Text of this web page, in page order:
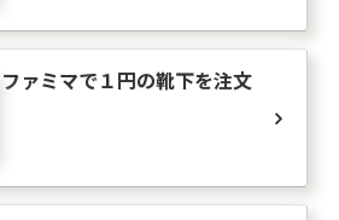
ファミマで１円の靴下を注文